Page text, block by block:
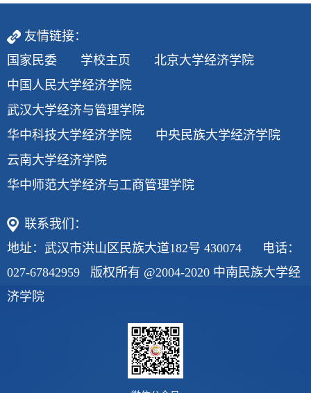
友情链接：
国家民委
学校主页
北京大学经济学院
中国人民大学经济学院
武汉大学经济与管理学院
华中科技大学经济学院
中央民族大学经济学院
云南大学经济学院
华中师范大学经济与工商管理学院
联系我们：
地址：武汉市洪山区民族大道182号 430074 电话：
027-67842959 版权所有 @2004-2020 中南民族大学经
济学院